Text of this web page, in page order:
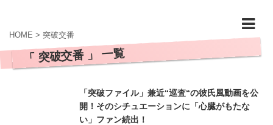
HOME > 突破交番
「 突破交番 」 一覧
「突破ファイル」兼近“巡査“の彼氏風動画を公
開！そのシチュエーションに「心臓がもたな
い」ファン続出！